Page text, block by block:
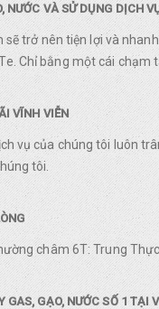
NƯỚC VÀ SỬ DỤNG DỊCH
trở nên tiện lợi và
Chỉ bằng một cái
VĨNH VIỄN
vụ của chúng tôi luôn
tôi.
châm 6T: Trung
GAS, GẠO, NƯỚC SỐ 1 TẠI